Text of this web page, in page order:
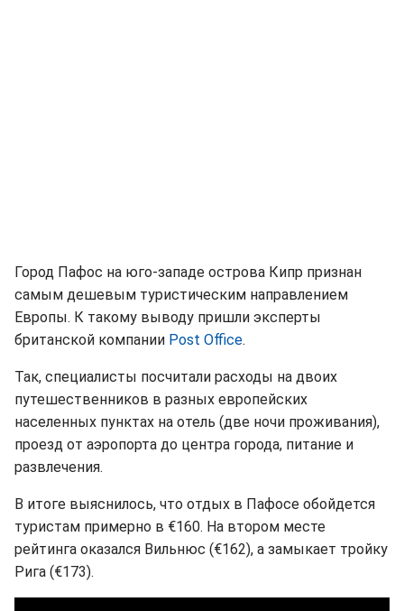
Город Пафос на юго-западе острова Кипр признан
самым дешевым туристическим направлением
Европы. К такому выводу пришли эксперты
британской компании Post Office.
Так, специалисты посчитали расходы на двоих
путешественников в разных европейских
населенных пунктах на отель (две ночи проживания),
проезд от аэропорта до центра города, питание и
развлечения.
В итоге выяснилось, что отдых в Пафосе обойдется
туристам примерно в €160. На втором месте
рейтинга оказался Вильнюс (€162), а замыкает тройку
Рига (€173).